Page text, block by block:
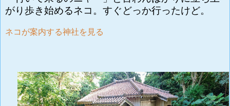
がり歩き始めるネコ。すぐどっか行ったけど。
ネコが案内する神社を見る